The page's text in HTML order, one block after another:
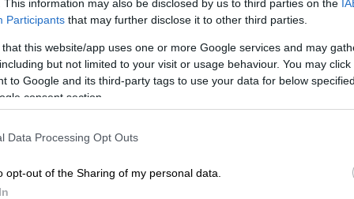
This information may also be disclosed by us to third parties on the
Participants that may further disclose it to other third parties.
that this website/app uses one or more Google services and may
but not limited to your visit or usage behaviour. You may
to Google and its third-party tags to use your data for below
consent section.
Data Processing Opt Outs
opt-out of the Sharing of my personal data.
Κόσμος|17.06.2026 22:52
Χάος στη Νότια Αφρική:
Διαδηλωτές επιτίθενται σε
μετανάστες και τους δίνουν διορία
Ιουνίου ως τη λήξη της προθεσμίας